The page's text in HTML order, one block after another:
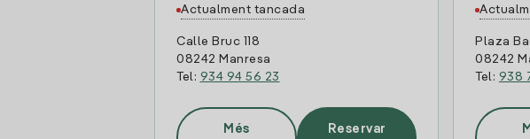
Actualment tancada
Calle Bruc 118
08242 Manresa
Tel: 934 94 56 23
Més
Reservar
Plaza
08242
Tel: 938